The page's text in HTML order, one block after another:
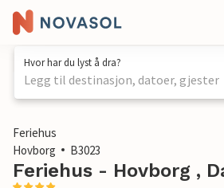
Hvor har du lyst å dra?
Legg til destinasjon, datoer, gjester
1 / 20
Feriehus
Hovborg
B3023
Feriehus - Hovborg ,